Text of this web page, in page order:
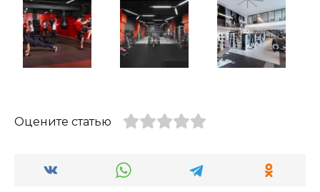
Оцените статью